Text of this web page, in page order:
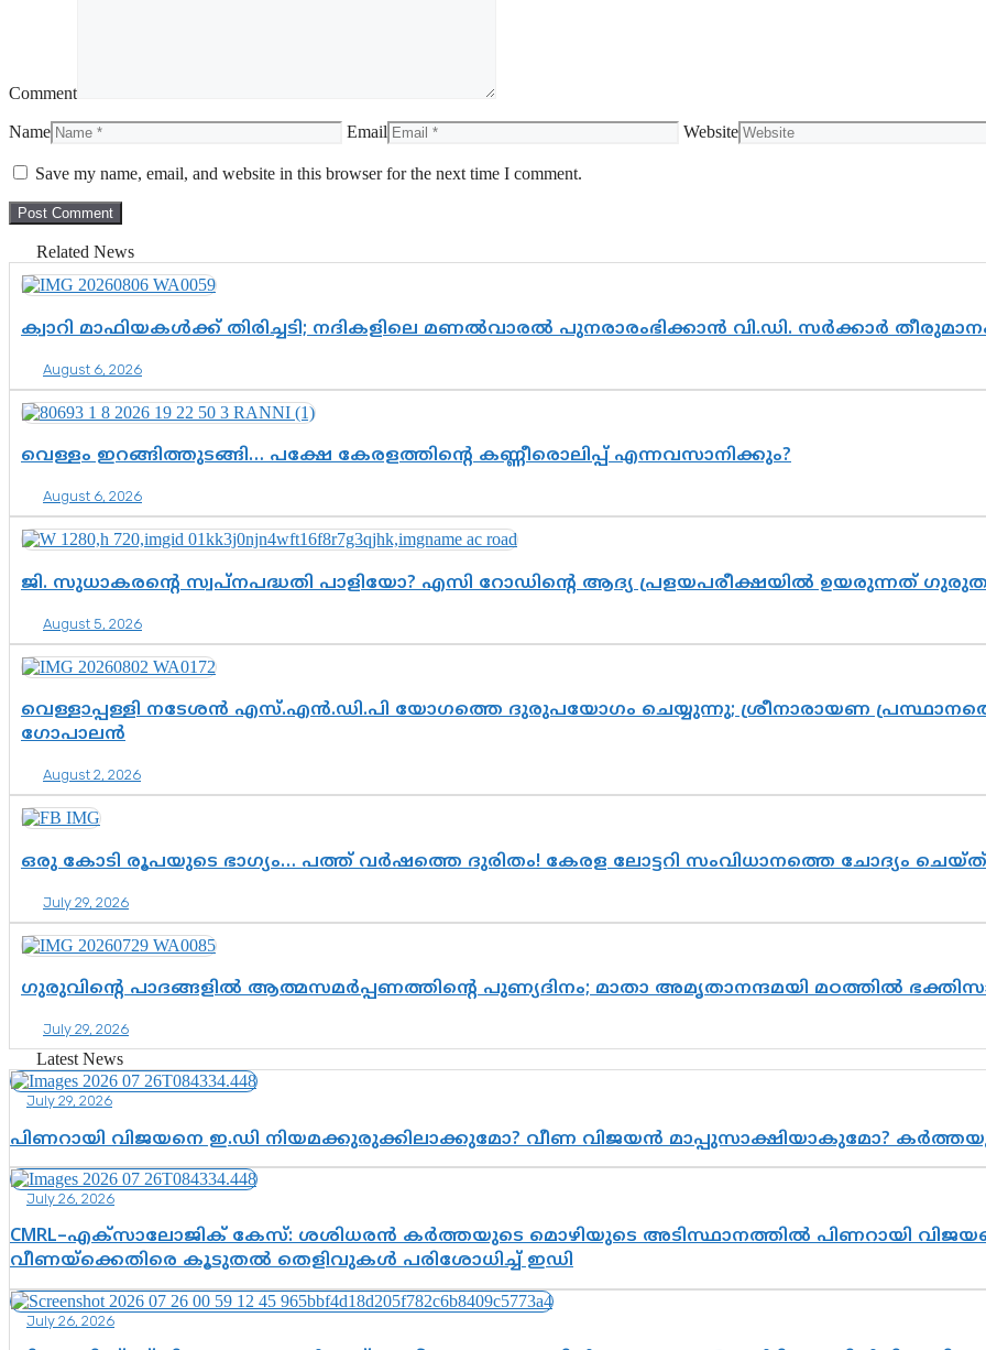
Comment
Name Email Website
Save my name, email, and website in this browser for the next time I comment.
Related News
ക്വാറി മാഫിയകൾക്ക് തിരിച്ചടി; നദികളിലെ മണൽവാരൽ പുനരാരംഭിക്കാൻ വി.ഡി. സർക്കാർ
August 6, 2026
വെള്ളം ഇറങ്ങിത്തുടങ്ങി… പക്ഷേ കേരളത്തിന്റെ കണ്ണീരൊലിപ്പ് എന്നവസാനിക്കും?
August 6, 2026
ജി. സുധാകരന്റെ സ്വപ്നപദ്ധതി പാളിയോ? എസി റോഡിന്റെ ആദ്യ പ്രളയപരീക്ഷയിൽ ഉയരുന്നത്
August 5, 2026
വെള്ളാപ്പള്ളി നടേശൻ എസ്.എൻ.ഡി.പി യോഗത്തെ ദുരുപയോഗം ചെയ്യുന്നു; ശ്രീനാരായണ
ഗോപാലൻ
August 2, 2026
ഒരു കോടി രൂപയുടെ ഭാഗ്യം… പത്ത് വർഷത്തെ ദുരിതം! കേരള ലോട്ടറി സംവിധാനത്തെ ചോദ്യം
July 29, 2026
ഗുരുവിന്റെ പാദങ്ങളിൽ ആത്മസമർപ്പണത്തിന്റെ പുണ്യദിനം; മാതാ അമൃതാനന്ദമയി മഠത്തിൽ
July 29, 2026
Latest News
July 29, 2026
പിണറായി വിജയനെ ഇ.ഡി നിയമക്കുരുക്കിലാക്കുമോ? വീണ വിജയൻ മാപ്പുസാക്ഷിയാകുമോ?
July 26, 2026
CMRL–എക്‌സാലോജിക് കേസ്: ശശിധരൻ കർത്തയുടെ മൊഴിയുടെ അടിസ്ഥാനത്തിൽ പിണറായി
വീണയ്‌ക്കെതിരെ കൂടുതൽ തെളിവുകൾ പരിശോധിച്ച് ഇഡി
July 26, 2026